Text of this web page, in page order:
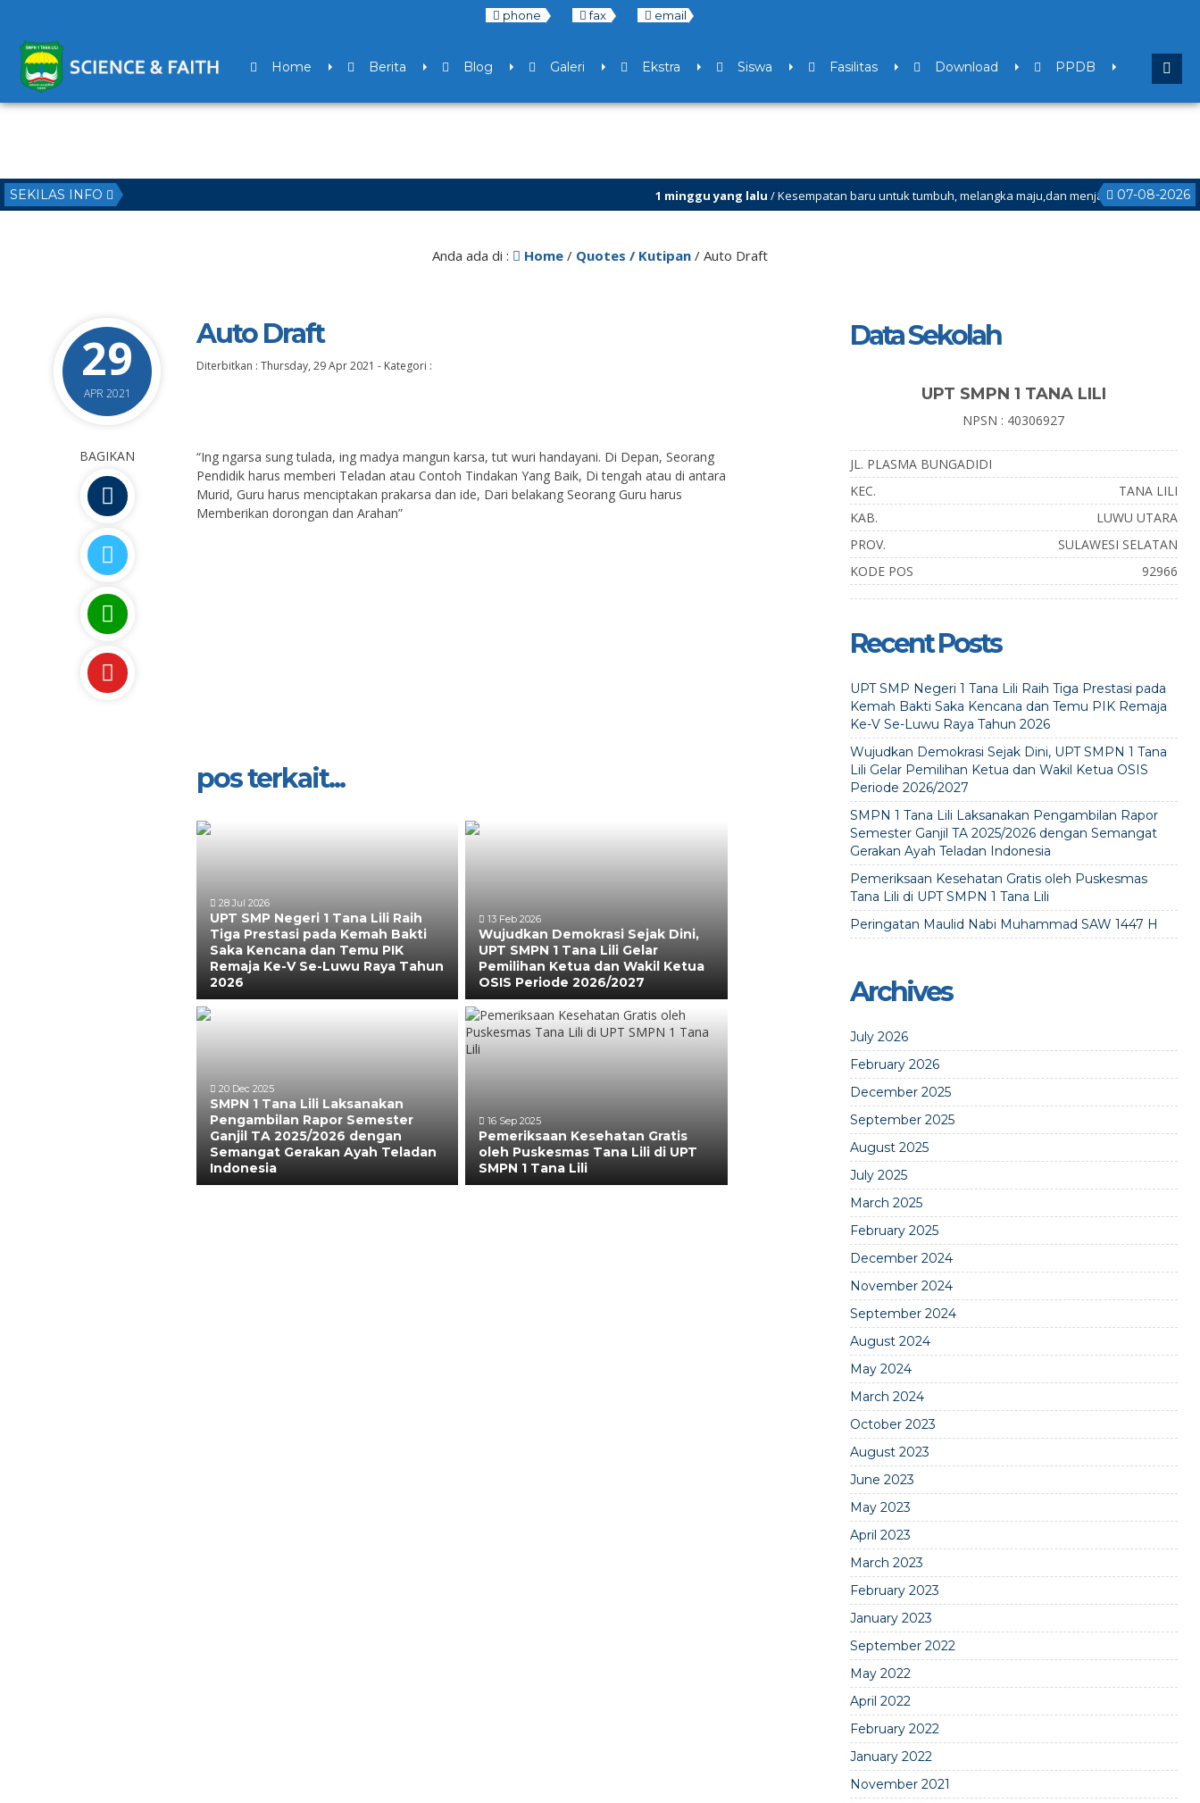
phone fax email
Home Berita Blog Galeri Ekstra Siswa Fasilitas Download PPDB
SEKILAS INFO 07-08-2026
1 minggu yang lalu/ Kesempatan baru untuk tumbuh, melangka maju,dan menjadi versi terbaik bagi dirimu.
Anda ada di : Home / Quotes / Kutipan / Auto Draft
29
APR 2021
Auto Draft
Diterbitkan : Thursday, 29 Apr 2021 - Kategori :
BAGIKAN
“Ing ngarsa sung tulada, ing madya mangun karsa, tut wuri handayani. Di Depan, Seorang
Pendidik harus memberi Teladan atau Contoh Tindakan Yang Baik, Di tengah atau di antara
Murid, Guru harus menciptakan prakarsa dan ide, Dari belakang Seorang Guru harus
Memberikan dorongan dan Arahan”
pos terkait...
28 Jul 2026
UPT SMP Negeri 1 Tana Lili Raih
Tiga Prestasi pada Kemah Bakti
Saka Kencana dan Temu PIK
Remaja Ke-V Se-Luwu Raya Tahun
2026
13 Feb 2026
Wujudkan Demokrasi Sejak Dini,
UPT SMPN 1 Tana Lili Gelar
Pemilihan Ketua dan Wakil Ketua
OSIS Periode 2026/2027
20 Dec 2025
SMPN 1 Tana Lili Laksanakan
Pengambilan Rapor Semester
Ganjil TA 2025/2026 dengan
Semangat Gerakan Ayah Teladan
Indonesia
16 Sep 2025
Pemeriksaan Kesehatan Gratis
oleh Puskesmas Tana Lili di UPT
SMPN 1 Tana Lili
Data Sekolah
UPT SMPN 1 TANA LILI
NPSN : 40306927
JL. PLASMA BUNGADIDI
KEC.
TANA LILI
KAB.
LUWU UTARA
PROV.
SULAWESI SELATAN
KODE POS
92966
Recent Posts
UPT SMP Negeri 1 Tana Lili Raih Tiga Prestasi pada
Kemah Bakti Saka Kencana dan Temu PIK Remaja
Ke-V Se-Luwu Raya Tahun 2026
Wujudkan Demokrasi Sejak Dini, UPT SMPN 1 Tana
Lili Gelar Pemilihan Ketua dan Wakil Ketua OSIS
Periode 2026/2027
SMPN 1 Tana Lili Laksanakan Pengambilan Rapor
Semester Ganjil TA 2025/2026 dengan Semangat
Gerakan Ayah Teladan Indonesia
Pemeriksaan Kesehatan Gratis oleh Puskesmas
Tana Lili di UPT SMPN 1 Tana Lili
Peringatan Maulid Nabi Muhammad SAW 1447 H
Archives
July 2026
February 2026
December 2025
September 2025
August 2025
July 2025
March 2025
February 2025
December 2024
November 2024
September 2024
August 2024
May 2024
March 2024
October 2023
August 2023
June 2023
May 2023
April 2023
March 2023
February 2023
January 2023
September 2022
May 2022
April 2022
February 2022
January 2022
November 2021